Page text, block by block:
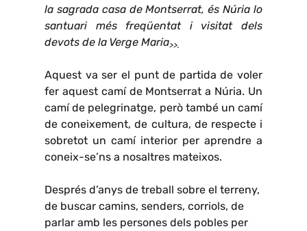
la sagrada casa de Montserrat, és Núria lo
santuari més freqüentat i visitat dels
devots de la Verge Maria>>.
Aquest va ser el punt de partida de voler
fer aquest camí de Montserrat a Núria. Un
camí de pelegrinatge, però també un camí
de coneixement, de cultura, de respecte i
sobretot un camí interior per aprendre a
coneix-se’ns a nosaltres mateixos.
Després d’anys de treball sobre el terreny,
de buscar camins, senders, corriols, de
parlar amb les persones dels pobles per